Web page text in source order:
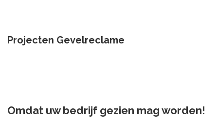
Projecten Gevelreclame
Omdat uw bedrijf gezien mag worden!